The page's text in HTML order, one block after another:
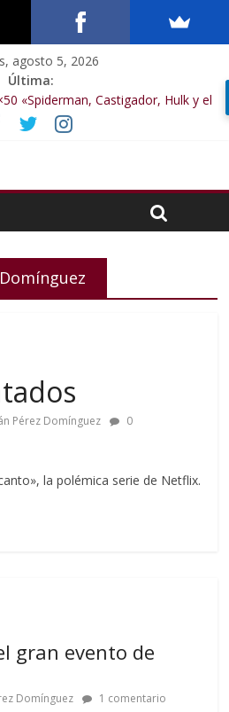
agosto 5, 2026
Última:
«Spiderman, Castigador, Hulk y el
«Kiritaaaaa»
«De nada por nada»
«Ciudadano Minion»
Pérez Domínguez
0
la polémica serie de Netflix.
gran evento de
Domínguez 1 comentario